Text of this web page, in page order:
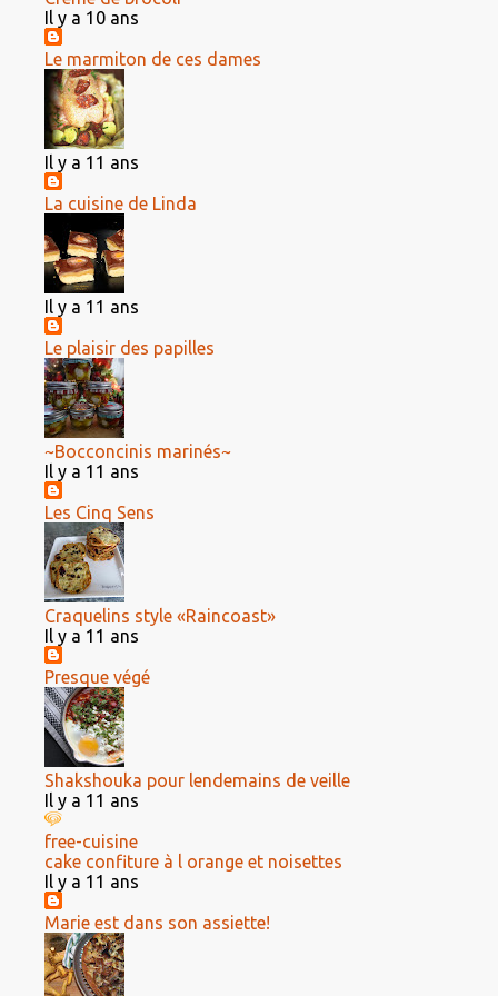
Il y a 10 ans
Le marmiton de ces dames
Il y a 11 ans
La cuisine de Linda
Il y a 11 ans
Le plaisir des papilles
~Bocconcinis marinés~
Il y a 11 ans
Les Cinq Sens
Craquelins style «Raincoast»
Il y a 11 ans
Presque végé
Shakshouka pour lendemains de veille
Il y a 11 ans
free-cuisine
cake confiture à l orange et noisettes
Il y a 11 ans
Marie est dans son assiette!